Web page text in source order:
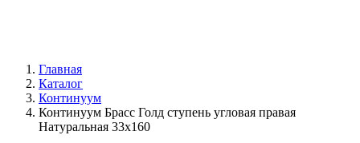
Главная
Каталог
Континуум
Континуум Брасс Голд ступень угловая правая
Натуральная 33x160